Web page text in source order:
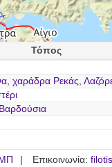
Τόπος
χαράδρα Ρεκάς,
Επικοινωνία: